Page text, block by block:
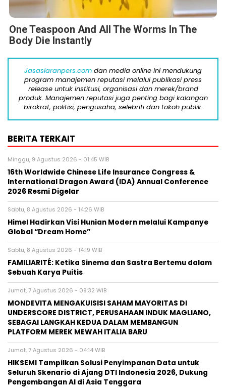
One Teaspoon And All The Worms In The
Body Die Instantly
Jasasiaranpers.com dan media online ini mendukung
program manajemen reputasi melalui publikasi press
release untuk institusi, organisasi dan merek/brand
produk. Manajemen reputasi juga penting bagi kalangan
birokrat, politisi, pengusaha, selebriti dan tokoh publik.
BERITA TERKAIT
Minggu, 9 Agustus 2026 - 01:45 WIB
16th Worldwide Chinese Life Insurance Congress &
International Dragon Award (IDA) Annual Conference
2026 Resmi Digelar
Sabtu, 8 Agustus 2026 - 14:26 WIB
Himel Hadirkan Visi Hunian Modern melalui Kampanye
Global “Dream Home”
Sabtu, 8 Agustus 2026 - 14:19 WIB
FAMILIARITÉ: Ketika Sinema dan Sastra Bertemu dalam
Sebuah Karya Puitis
Jumat, 7 Agustus 2026 - 09:32 WIB
MONDEVITA MENGAKUISISI SAHAM MAYORITAS DI
UNDERSCORE DISTRICT, PERUSAHAAN INDUK MAGLIANO,
SEBAGAI LANGKAH KEDUA DALAM MEMBANGUN
PLATFORM MEREK MEWAH ITALIA BARU
Jumat, 7 Agustus 2026 - 04:14 WIB
HIKSEMI Tampilkan Solusi Penyimpanan Data untuk
Seluruh Skenario di Ajang DTI Indonesia 2026, Dukung
Pengembangan AI di Asia Tenggara